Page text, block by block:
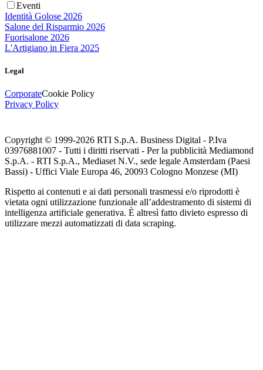
Eventi
Identità Golose 2026
Salone del Risparmio 2026
Fuorisalone 2026
L'Artigiano in Fiera 2025
Legal
CorporateCookie Policy
Privacy Policy
Copyright © 1999-2026 RTI S.p.A. Business Digital - P.Iva
03976881007 - Tutti i diritti riservati - Per la pubblicità Mediamond
S.p.A. - RTI S.p.A., Mediaset N.V., sede legale Amsterdam (Paesi
Bassi) - Uffici Viale Europa 46, 20093 Cologno Monzese (MI)
Rispetto ai contenuti e ai dati personali trasmessi e/o riprodotti è
vietata ogni utilizzazione funzionale all’addestramento di sistemi di
intelligenza artificiale generativa. È altresì fatto divieto espresso di
utilizzare mezzi automatizzati di data scraping.